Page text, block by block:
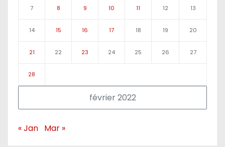
février 2022
7 8 9 10 11 12 13
14 15 16 17 18 19 20
21 22 23 24 25 26 27
28
« Jan Mar »